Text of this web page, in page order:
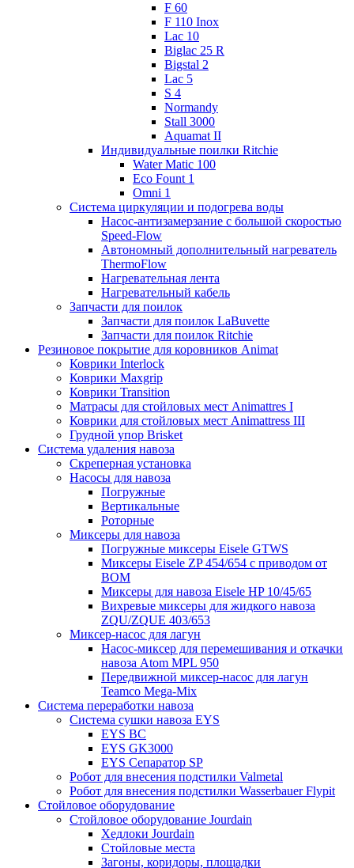
F 60
F 110 Inox
Lac 10
Biglac 25 R
Bigstal 2
Lac 5
S 4
Normandy
Stall 3000
Aquamat II
Индивидуальные поилки Ritchie
Water Matic 100
Eco Fount 1
Omni 1
Система циркуляции и подогрева воды
Насос-антизамерзание с большой скоростью
Speed-Flow
Автономный дополнительный нагреватель
ThermoFlow
Нагревательная лента
Нагревательный кабель
Запчасти для поилок
Запчасти для поилок LaBuvette
Запчасти для поилок Ritchie
Резиновое покрытие для коровников Animat
Коврики Interlock
Коврики Maxgrip
Коврики Transition
Матрасы для стойловых мест Animattres I
Коврики для стойловых мест Animattress III
Грудной упор Brisket
Система удаления навоза
Скреперная установка
Насосы для навоза
Погружные
Вертикальные
Роторные
Миксеры для навоза
Погружные миксеры Eisele GTWS
Миксеры Eisele ZP 454/654 с приводом от
ВОМ
Миксеры для навоза Eisele HP 10/45/65
Вихревые миксеры для жидкого навоза
ZQU/ZQUE 403/653
Миксер-насос для лагун
Насос-миксер для перемешивания и откачки
навоза Atom MPL 950
Передвижной миксер-насос для лагун
Teamco Mega-Mix
Система переработки навоза
Система сушки навоза EYS
EYS BC
EYS GK3000
EYS Сепаратор SP
Робот для внесения подстилки Valmetal
Робот для внесения подстилки Wasserbauer Flypit
Стойловое оборудование
Стойловое оборудование Jourdain
Хедлоки Jourdain
Стойловые места
Загоны, коридоры, площадки